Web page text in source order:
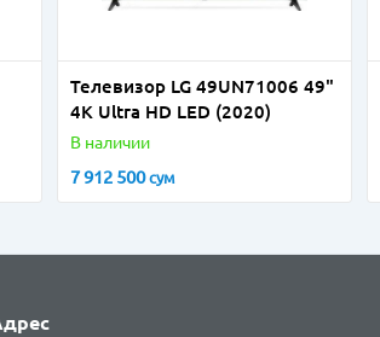
Телевизор LG 49UN71006 49"
4K Ultra HD LED (2020)
В наличии
7 912 500сум